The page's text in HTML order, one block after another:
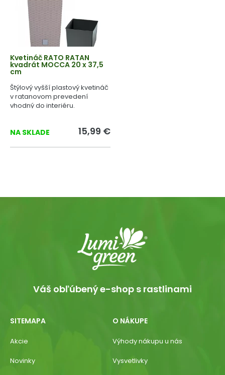
Kvetináč RATO RATAN
kvadrát MOCCA 20 x 37,5
cm
Štýlový vyšší plastový kvetináč
v ratanovom prevedení
vhodný do interiéru.
NA SKLADE 15,99 €
Váš obľúbený e-shop s rastlinami
SITEMAPA
Akcie
Novinky
O NÁKUPE
Výhody nákupu u nás
Vysvetlivky